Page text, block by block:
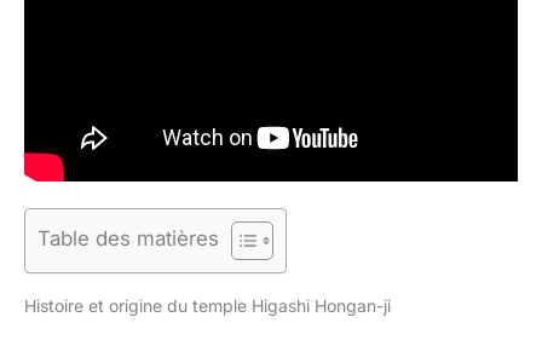
Table des matières
Histoire et origine du temple Higashi Hongan-ji